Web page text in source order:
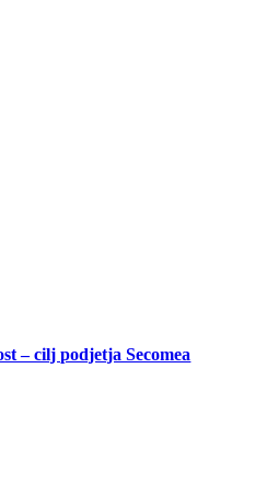
– cilj podjetja Secomea